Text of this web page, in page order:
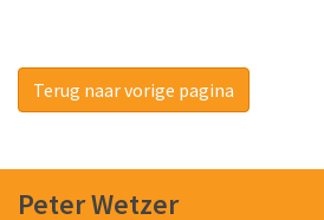
Terug naar vorige pagina
Peter Wetzer